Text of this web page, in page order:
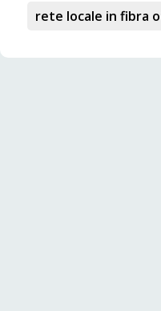
rete locale in fibra